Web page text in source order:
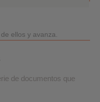
de documentos que